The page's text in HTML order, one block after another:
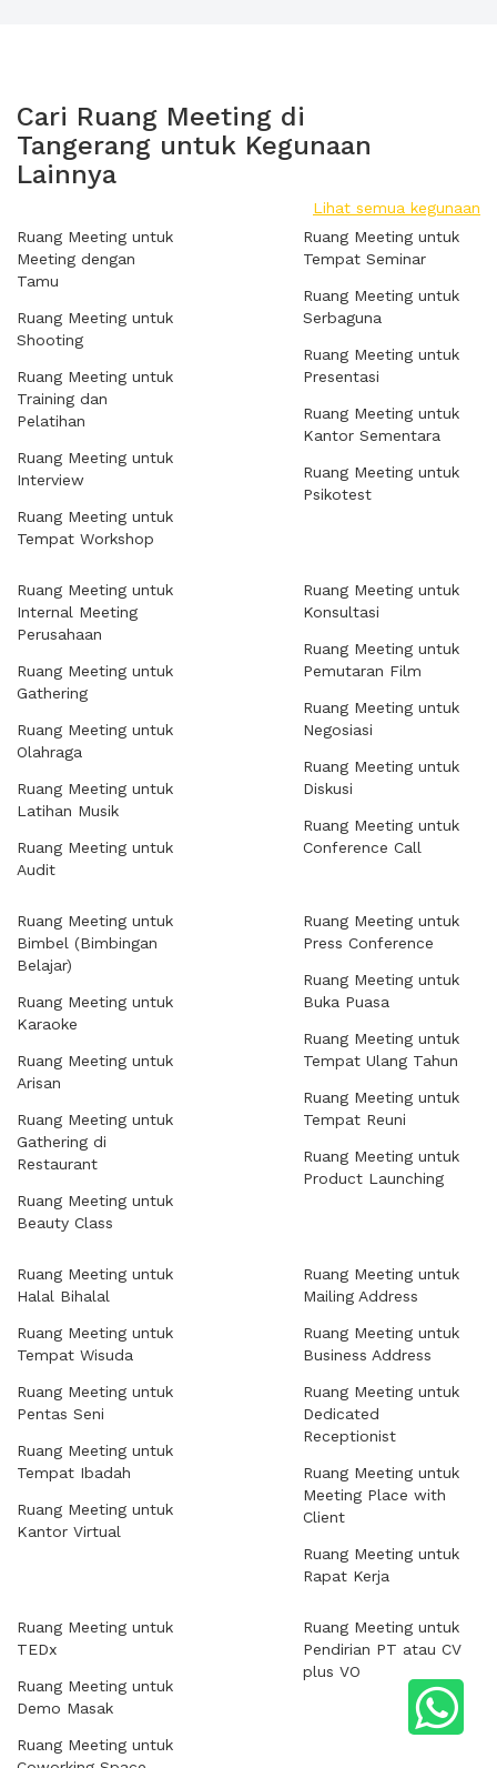
Cari Ruang Meeting di
Tangerang untuk Kegunaan
Lainnya
Lihat semua kegunaan
Ruang Meeting untuk
Meeting dengan
Tamu
Ruang Meeting untuk
Shooting
Ruang Meeting untuk
Training dan
Pelatihan
Ruang Meeting untuk
Interview
Ruang Meeting untuk
Tempat Workshop
Ruang Meeting untuk
Tempat Seminar
Ruang Meeting untuk
Serbaguna
Ruang Meeting untuk
Presentasi
Ruang Meeting untuk
Kantor Sementara
Ruang Meeting untuk
Psikotest
Ruang Meeting untuk
Internal Meeting
Perusahaan
Ruang Meeting untuk
Gathering
Ruang Meeting untuk
Olahraga
Ruang Meeting untuk
Latihan Musik
Ruang Meeting untuk
Audit
Ruang Meeting untuk
Konsultasi
Ruang Meeting untuk
Pemutaran Film
Ruang Meeting untuk
Negosiasi
Ruang Meeting untuk
Diskusi
Ruang Meeting untuk
Conference Call
Ruang Meeting untuk
Bimbel (Bimbingan
Belajar)
Ruang Meeting untuk
Karaoke
Ruang Meeting untuk
Arisan
Ruang Meeting untuk
Gathering di
Restaurant
Ruang Meeting untuk
Beauty Class
Ruang Meeting untuk
Press Conference
Ruang Meeting untuk
Buka Puasa
Ruang Meeting untuk
Tempat Ulang Tahun
Ruang Meeting untuk
Tempat Reuni
Ruang Meeting untuk
Product Launching
Ruang Meeting untuk
Halal Bihalal
Ruang Meeting untuk
Tempat Wisuda
Ruang Meeting untuk
Pentas Seni
Ruang Meeting untuk
Tempat Ibadah
Ruang Meeting untuk
Kantor Virtual
Ruang Meeting untuk
Mailing Address
Ruang Meeting untuk
Business Address
Ruang Meeting untuk
Dedicated
Receptionist
Ruang Meeting untuk
Meeting Place with
Client
Ruang Meeting untuk
Rapat Kerja
Ruang Meeting untuk
TEDx
Ruang Meeting untuk
Demo Masak
Ruang Meeting untuk
Ruang Meeting untuk
Pendirian PT atau CV
plus VO